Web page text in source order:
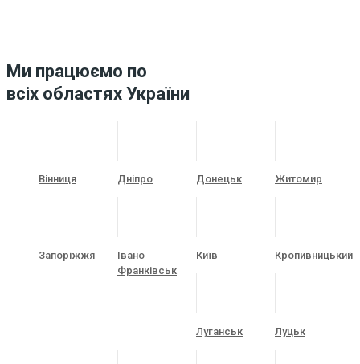
Ми працюємо по
всіх областях України
Вінниця Дніпро Донецьк Житомир
Запоріжжя
Івано
Франківськ
Київ Кропивницький
Луганськ Луцьк